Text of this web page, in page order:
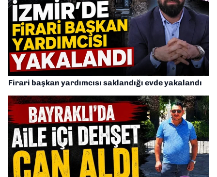
Firari başkan yardımcısı saklandığı evde yakalandı